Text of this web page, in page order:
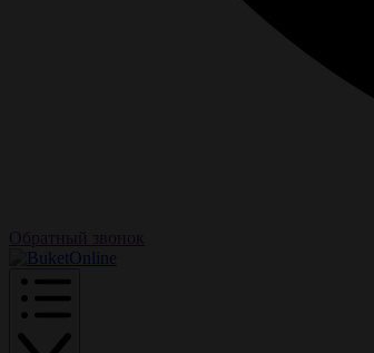
Обратный звонок